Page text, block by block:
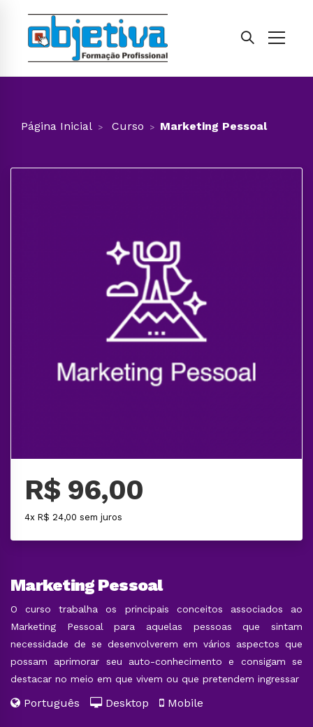
Página Inicial Curso Marketing Pessoal
R$ 96,00
4x R$ 24,00 sem juros
Marketing Pessoal
O curso trabalha os principais conceitos associados ao
Marketing Pessoal para aquelas pessoas que sintam
necessidade de se desenvolverem em vários aspectos que
possam aprimorar seu auto-conhecimento e consigam se
destacar no meio em que vivem ou que pretendem ingressar
Português Desktop Mobile